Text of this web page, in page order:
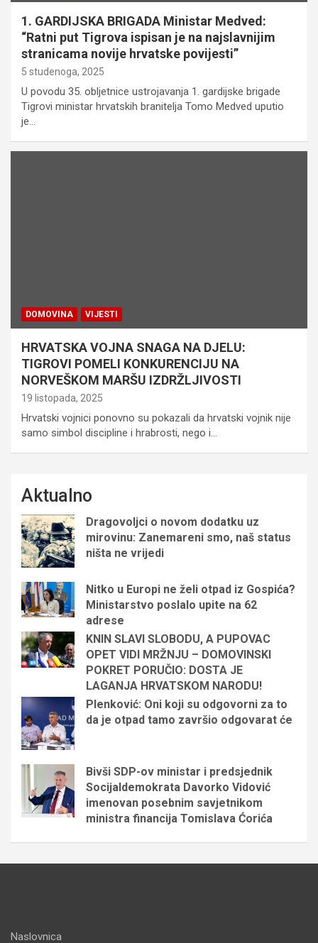
1. GARDIJSKA BRIGADA Ministar Medved:
“Ratni put Tigrova ispisan je na najslavnijim
stranicama novije hrvatske povijesti”
5 studenoga, 2025
U povodu 35. obljetnice ustrojavanja 1. gardijske brigade
Tigrovi ministar hrvatskih branitelja Tomo Medved uputio
je…
DOMOVINA VIJESTI
HRVATSKA VOJNA SNAGA NA DJELU:
TIGROVI POMELI KONKURENCIJU NA
NORVEŠKOM MARŠU IZDRŽLJIVOSTI
19 listopada, 2025
Hrvatski vojnici ponovno su pokazali da hrvatski vojnik nije
samo simbol discipline i hrabrosti, nego i…
Aktualno
Dragovoljci o novom dodatku uz
mirovinu: Zanemareni smo, naš status
ništa ne vrijedi
Nitko u Europi ne želi otpad iz Gospića?
Ministarstvo poslalo upite na 62
adrese
KNIN SLAVI SLOBODU, A PUPOVAC
OPET VIDI MRŽNJU – DOMOVINSKI
POKRET PORUČIO: DOSTA JE
LAGANJA HRVATSKOM NARODU!
Plenković: Oni koji su odgovorni za to
da je otpad tamo završio odgovarat će
Bivši SDP-ov ministar i predsjednik
Socijaldemokrata Davorko Vidović
imenovan posebnim savjetnikom
ministra financija Tomislava Ćorića
Naslovnica